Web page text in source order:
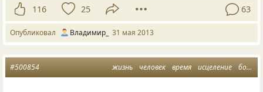
116 25 63
Опубликовал Владимир_ 31 мая 2013
жизнь человек время исцеление болезнь
#500854